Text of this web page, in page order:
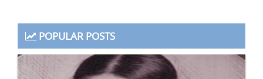
POPULAR POSTS